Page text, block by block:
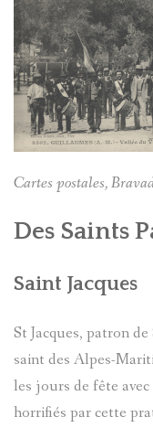
Cartes postales,
Des Saints
Saint Jacques
St Jacques, patron
saint des Alpes-
les jours de fête
horrifiés par cette